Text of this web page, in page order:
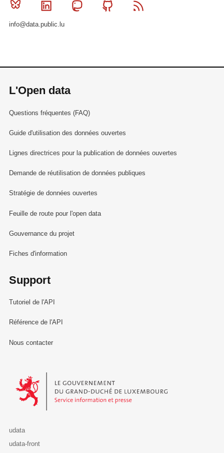
Bluesky Linkedin MastodonGithub
info@data.public.lu
L'Open data
Questions fréquentes (FAQ)
Guide d'utilisation des données ouvertes
Lignes directrices pour la publication de données ouvertes
Demande de réutilisation de données publiques
Stratégie de données ouvertes
Feuille de route pour l'open data
Gouvernance du projet
Fiches d'information
Support
Tutoriel de l'API
Référence de l'API
Nous contacter
Le Gouvernement du Grand-Duché de Luxembourg - Service
udata
udata-front